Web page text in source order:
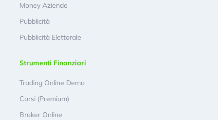
Money Aziende
Pubblicità
Pubblicità Elettorale
Strumenti Finanziari
Trading Online Demo
Corsi (Premium)
Broker Online